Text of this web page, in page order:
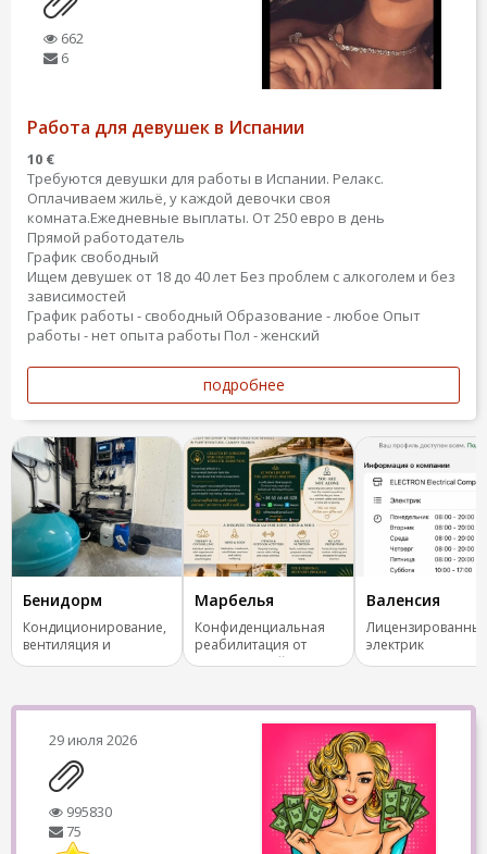
662
6
Работа для девушек в Испании
10 €
Требуются девушки для работы в Испании. Релакс.
Оплачиваем жильё, у каждой девочки своя
комната.Ежедневные выплаты. От 250 евро в день
Прямой работодатель
График свободный
Ищем девушек от 18 до 40 лет Без проблем с алкоголем и без
зависимостей
График работы - свободный Образование - любое Опыт
работы - нет опыта работы Пол - женский
подробнее
Бенидорм
Кондиционирование,
вентиляция и
отопление.
Марбелья
Конфиденциальная
реабилитация от
зависимостей
Валенсия
электрик
29 июля 2026
995830
75